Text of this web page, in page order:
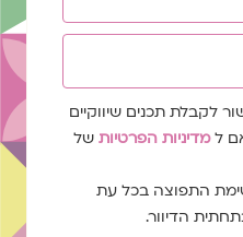
לקבלת תכנים שיווקיים
למדיניות הפרטיות של
התפוצה בכל עת
הדיוור.